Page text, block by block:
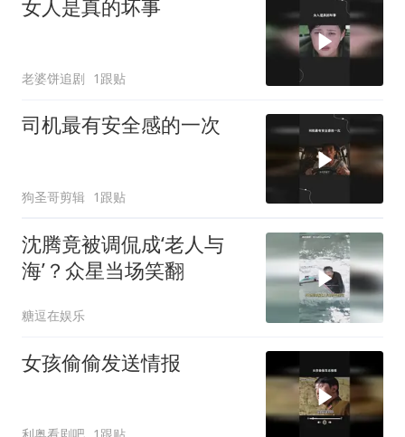
女人是真的坏事
老婆饼追剧 1跟贴
司机最有安全感的一次
狗圣哥剪辑 1跟贴
沈腾竟被调侃成‘老人与
海’？众星当场笑翻
糖逗在娱乐
女孩偷偷发送情报